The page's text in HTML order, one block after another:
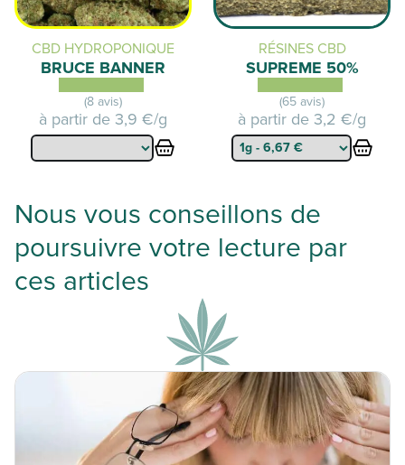
CBD HYDROPONIQUE
BRUCE BANNER
(8 avis)
à partir de 3,9 €/g
RÉSINES CBD
SUPREME 50%
(65 avis)
à partir de 3,2 €/g
Nous vous conseillons de
poursuivre votre lecture par
ces articles